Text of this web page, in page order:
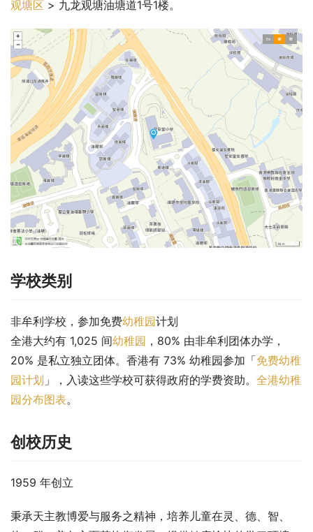
观塘区 > 九龙观塘油塘道1号1楼。
学校类别
非牟利学校，参加免费幼稚园计划
全港大约有 1,025 间幼稚园 ，80% 由非牟利团体办学，
20% 是私立独立团体。香港有 73% 幼稚园参加「免费幼稚
园计划 」，入读这些学校可获得政府的学费资助。 全港幼稚
园分布图表。
创校历史
1959 年创立
秉承天主教博爱与服务之精神，培养儿童在灵、德、智、